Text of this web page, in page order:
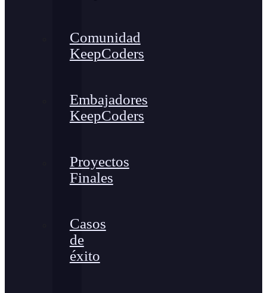
Comunidad
KeepCoders
Embajadores
KeepCoders
Proyectos
Finales
Casos
de
éxito